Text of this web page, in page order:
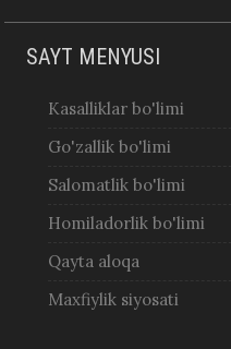
SAYT MENYUSI
Kasalliklar bo'limi
Go'zallik bo'limi
Salomatlik bo'limi
Homiladorlik bo'limi
Qayta aloqa
Maxfiylik siyosati